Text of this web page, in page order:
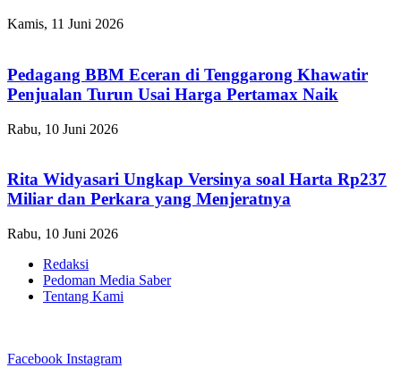
Kamis, 11 Juni 2026
Pedagang BBM Eceran di Tenggarong Khawatir
Penjualan Turun Usai Harga Pertamax Naik
Rabu, 10 Juni 2026
Rita Widyasari Ungkap Versinya soal Harta Rp237
Miliar dan Perkara yang Menjeratnya
Rabu, 10 Juni 2026
Redaksi
Pedoman Media Saber
Tentang Kami
Facebook Instagram